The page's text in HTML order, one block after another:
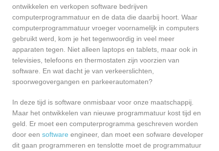
ontwikkelen en verkopen software bedrijven
computerprogrammatuur en de data die daarbij hoort. Waar
computerprogrammatuur vroeger voornamelijk in computers
gebruikt werd, kom je het tegenwoordig in veel meer
apparaten tegen. Niet alleen laptops en tablets, maar ook in
televisies, telefoons en thermostaten zijn voorzien van
software. En wat dacht je van verkeerslichten,
spoorwegovergangen en parkeerautomaten?
In deze tijd is software onmisbaar voor onze maatschappij.
Maar het ontwikkelen van nieuwe programmatuur kost tijd en
geld. Er moet een computerprogramma geschreven worden
door een software engineer, dan moet een sofware developer
dit gaan programmeren en tenslotte moet de programmatuur